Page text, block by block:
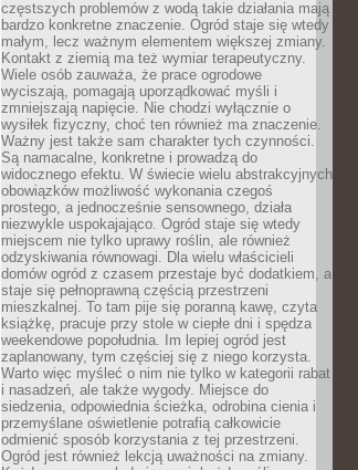
częstszych problemów z wodą takie działania mają
bardzo konkretne znaczenie. Ogród staje się wtedy
małym, lecz ważnym elementem większej zmiany.
Kontakt z ziemią ma też wymiar terapeutyczny.
Wiele osób zauważa, że prace ogrodowe
wyciszają, pomagają uporządkować myśli i
zmniejszają napięcie. Nie chodzi wyłącznie o
wysiłek fizyczny, choć ten również ma znaczenie.
Ważny jest także sam charakter tych czynności.
Są namacalne, konkretne i prowadzą do
widocznego efektu. W świecie wielu abstrakcyjnych
obowiązków możliwość wykonania czegoś
prostego, a jednocześnie sensownego, działa
niezwykle uspokajająco. Ogród staje się wtedy
miejscem nie tylko uprawy roślin, ale również
odzyskiwania równowagi. Dla wielu właścicieli
domów ogród z czasem przestaje być dodatkiem, a
staje się pełnoprawną częścią przestrzeni
mieszkalnej. To tam pije się poranną kawę, czyta
książkę, pracuje przy stole w ciepłe dni i spędza
weekendowe popołudnia. Im lepiej ogród jest
zaplanowany, tym częściej się z niego korzysta.
Warto więc myśleć o nim nie tylko w kategorii rabat
i nasadzeń, ale także wygody. Miejsce do
siedzenia, odpowiednia ścieżka, odrobina cienia i
przemyślane oświetlenie potrafią całkowicie
odmienić sposób korzystania z tej przestrzeni.
Ogród jest również lekcją uważności na zmiany.